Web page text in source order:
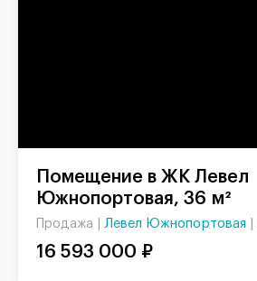
Южнопортовая, 36 м²
Продажа | Левел Южнопортовая
16 593 000 ₽